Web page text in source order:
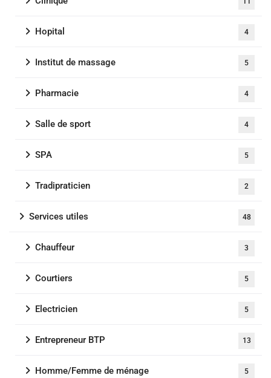
Hopital 4
Institut de massage 5
Pharmacie 4
Salle de sport 4
SPA 5
Tradipraticien 2
Services utiles 48
Chauffeur 3
Courtiers 5
Electricien 5
Entrepreneur BTP 13
Homme/Femme de ménage 5